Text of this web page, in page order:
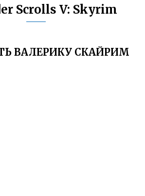
Scrolls V: Skyrim
ВАЛЕРИКУ СКАЙРИМ